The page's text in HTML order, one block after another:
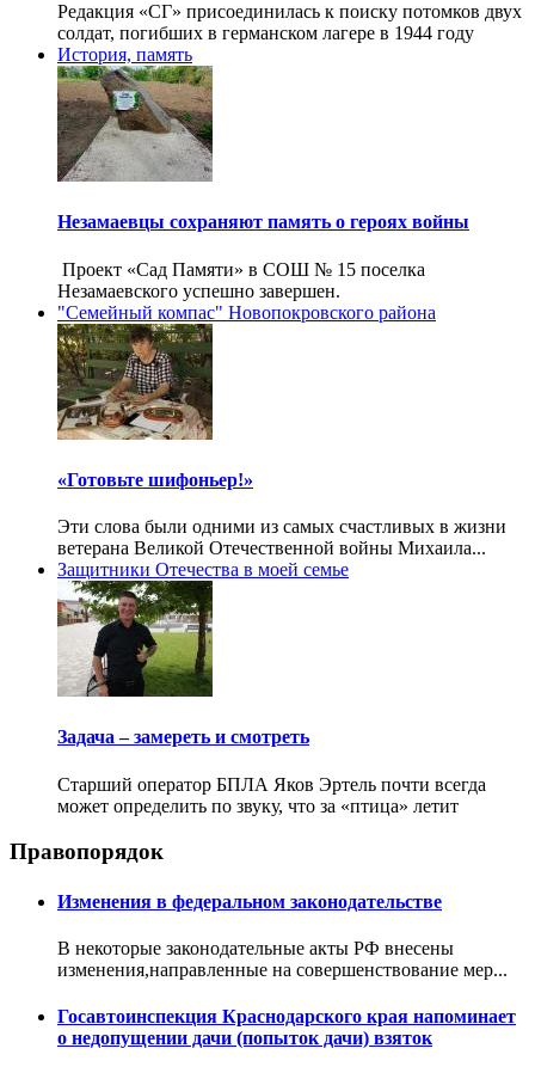
Редакция «СГ» присоединилась к поиску потомков двух
солдат, погибших в германском лагере в 1944 году
История, память
Незамаевцы сохраняют память о героях войны
Проект «Сад Памяти» в СОШ № 15 поселка
Незамаевского успешно завершен.
"Семейный компас" Новопокровского района
«Готовьте шифоньер!»
Эти слова были одними из самых счастливых в жизни
ветерана Великой Отечественной войны Михаила...
Защитники Отечества в моей семье
Задача – замереть и смотреть
Старший оператор БПЛА Яков Эртель почти всегда
может определить по звуку, что за «птица» летит
Правопорядок
Изменения в федеральном законодательстве
В некоторые законодательные акты РФ внесены
изменения,направленные на совершенствование мер...
Госавтоинспекция Краснодарского края напоминает
о недопущении дачи (попыток дачи) взяток